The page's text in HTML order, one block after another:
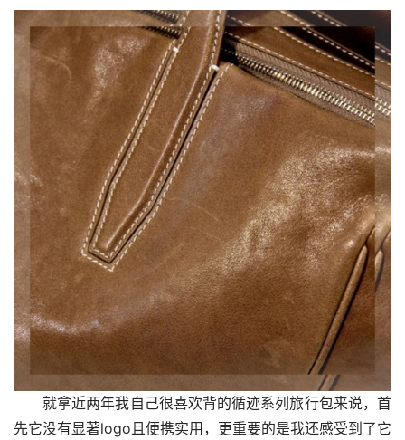
就拿近两年我自己很喜欢背的循迹系列旅行包来说，首
先它没有显著logo且便携实用，更重要的是我还感受到了它